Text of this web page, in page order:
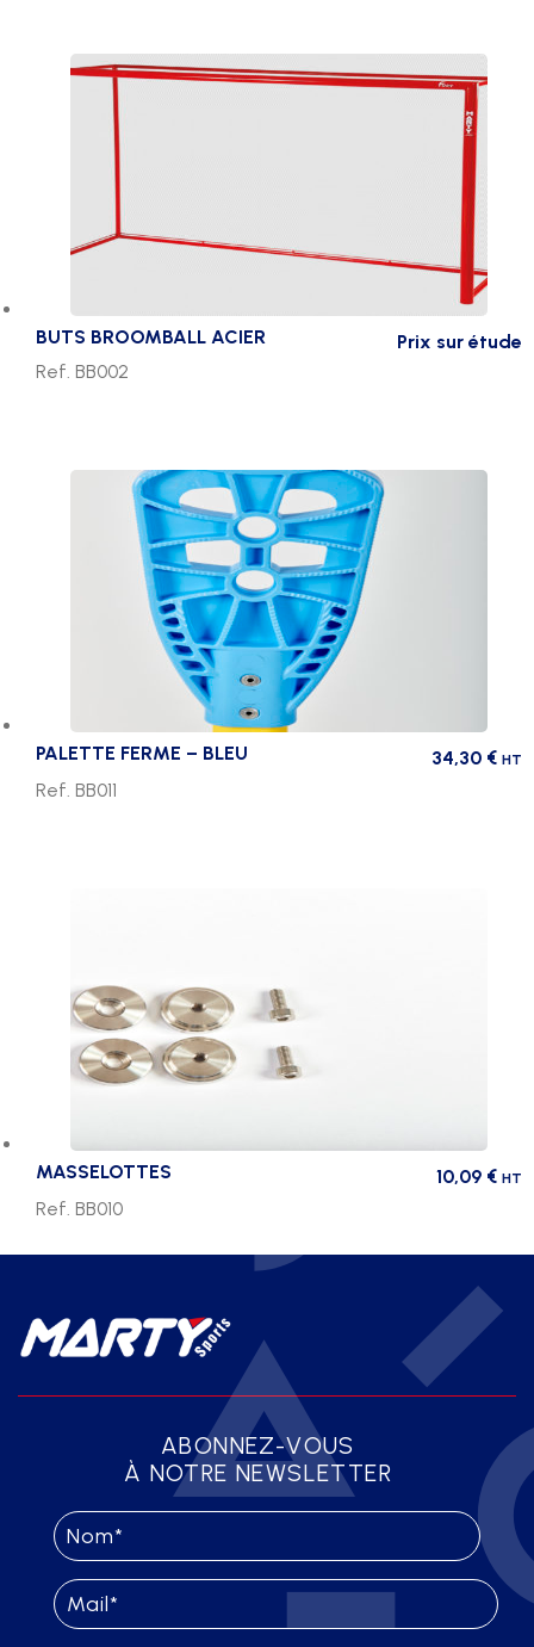
BUTS BROOMBALL ACIER
Prix sur étude
Ref. BB002
PALETTE FERME – BLEU 34,30 € HT
Ref. BB011
MASSELOTTES 10,09 € HT
Ref. BB010
ABONNEZ-VOUS
À NOTRE NEWSLETTER